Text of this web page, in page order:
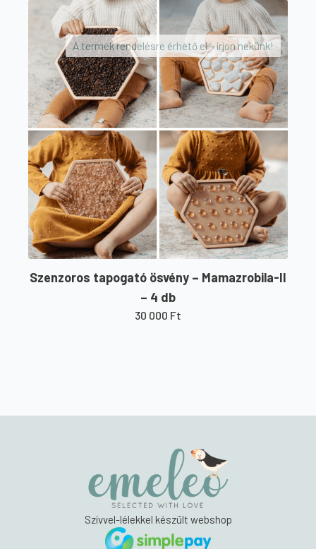
A termék rendelésre érhető el – írjon nekünk!
Szenzoros tapogató ösvény – Mamazrobila-II
– 4 db
30 000 Ft
Szívvel-lélekkel készült webshop